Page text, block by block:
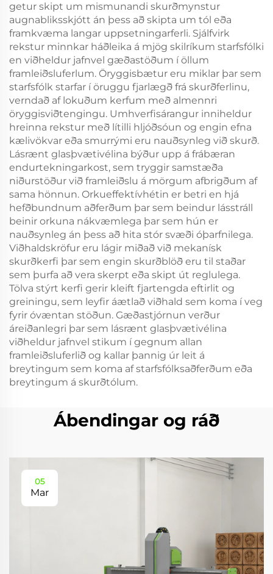
getur skipt um mismunandi skurðmynstur
augnabliksskjótt án þess að skipta um tól eða
framkvæma langar uppsetningarferli. Sjálfvirk
rekstur minnkar háðleika á mjög skilríkum starfsfólki
en viðheldur jafnvel gæðastöðum í öllum
framleiðsluferlum. Öryggisbætur eru miklar þar sem
starfsfólk starfar í öruggu fjarlægð frá skurðferlinu,
verndað af lokuðum kerfum með almennri
öryggisviðtengingu. Umhverfisárangur inniheldur
hreinna rekstur með lítilli hljóðsóun og engin efna
kælivökvar eða smurrými eru nauðsynleg við skurð.
Lásrænt glasþvætivélina býður upp á frábæran
endurtekningarkost, sem tryggir samstæða
niðurstöður við framleiðslu á mörgum afbrigðum af
sama hönnun. Orkueffektívhétin er betri en hjá
hefðbundnum aðferðum þar sem beindur lásstráll
beinir orkuna nákvæmlega þar sem hún er
nauðsynleg án þess að hita stór svæði óþarfnilega.
Viðhaldskröfur eru lágir miðað við mekanísk
skurðkerfi þar sem engin skurðblöð eru til staðar
sem þurfa að vera skerpt eða skipt út reglulega.
Tölva stýrt kerfi gerir kleift fjartengda eftirlit og
greiningu, sem leyfir áætlað viðhald sem koma í veg
fyrir óvæntan stöðun. Gæðastjórnun verður
áreiðanlegri þar sem lásrænt glasþvætivélina
viðheldur jafnvel stikum í gegnum allan
framleiðsluferlið og kallar þannig úr leit á
breytingum sem koma af starfsfólksaðferðum eða
breytingum á skurðtólum.
Ábendingar og ráð
05
Mar